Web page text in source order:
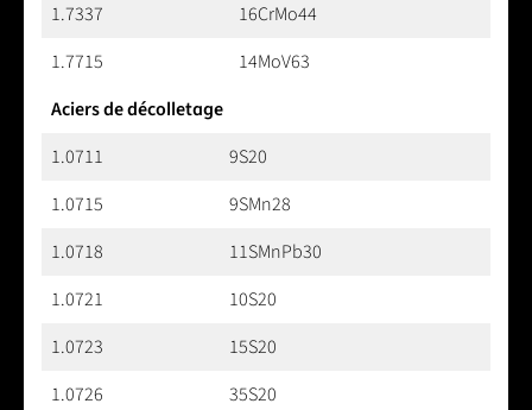
1.7337
16CrMo44
1.7715
14MoV63
Aciers de décolletage
1.0711
9S20
1.0715
9SMn28
1.0718
11SMnPb30
1.0721
10S20
1.0723
15S20
1.0726
35S20